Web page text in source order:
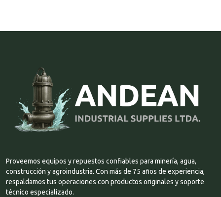
Proveemos equipos y repuestos confiables para minería, agua,
construcción y agroindustria. Con más de 75 años de experiencia,
respaldamos tus operaciones con productos originales y soporte
técnico especializado.